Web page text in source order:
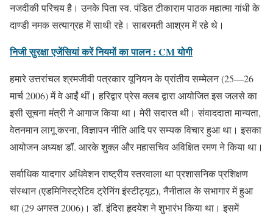
नजदीकी परिचय है। उनके पिता स्व. पंडित टीकाराम पाठक महात्मा गांधी के
दाण्डी नमक सत्याग्रह में साथी रहे। साबरमती आश्रम में रहे थे।
निजी सुरक्षा एजेंसियां करें नियमों का पालन : CM योगी
हमारे उत्तरांचल श्रमजीवी पत्रकार यूनियन के प्रांतीय सम्मेलन (25—26
मार्च 2006) में वे आईं थीं। हरिद्वार प्रेस क्लब द्वारा आयोजित इस जलसे का
इसी सूचना मंत्री ने आगाज किया था। मेरी सदारत थी। संवाददाता मान्यता,
वेतनमान लागू करना, विज्ञापन नीति आदि पर सम्यक विचार हुआ था। इसका
आयोजन अध्यक्ष डॉ. आरके शुक्ल और महासचिव अविक्षित रमण ने किया था।
सर्वाधिक यादगार अधिवेशन राष्ट्रीय स्तरवाला था प्रशासनिक प्रशिक्षण
संस्थान (एडमिनिस्ट्रेटिव ट्रेनिंग इंस्टीट्यूट), नैनीताल के सभागार में हुआ
था (29 अगस्त 2006)। डॉ. इंदिरा हृदयेश ने शुभारंभ किया था। इसमें